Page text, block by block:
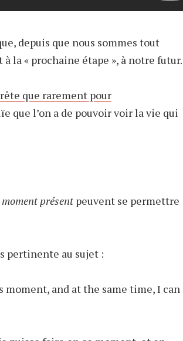
depuis que nous sommes tout
la « prochaine étape », à notre futur.
que rarement pour
que l’on a de pouvoir voir la vie qui
présentpeuvent se permettre
pertinente au sujet :
and at the same time, I can